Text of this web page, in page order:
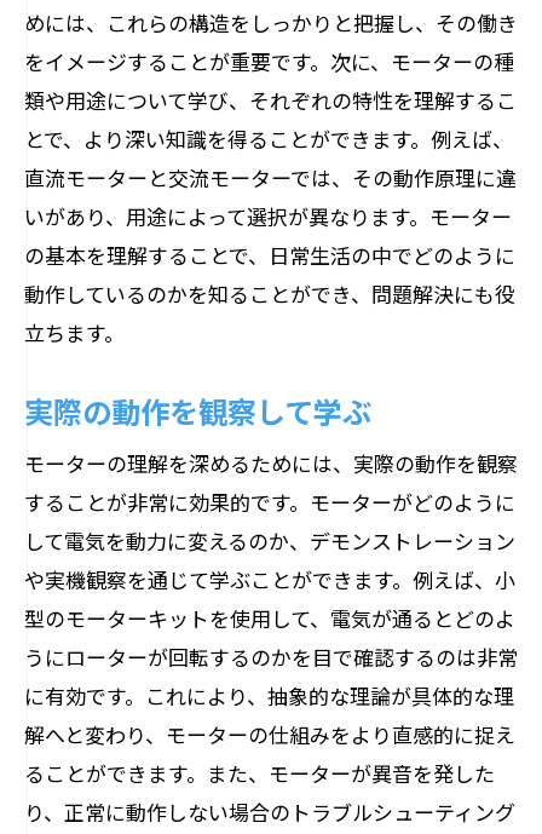
めには、これらの構造をしっかりと把握し、その働き
をイメージすることが重要です。次に、モーターの種
類や用途について学び、それぞれの特性を理解するこ
とで、より深い知識を得ることができます。例えば、
直流モーターと交流モーターでは、その動作原理に違
いがあり、用途によって選択が異なります。モーター
の基本を理解することで、日常生活の中でどのように
動作しているのかを知ることができ、問題解決にも役
立ちます。
実際の動作を観察して学ぶ
モーターの理解を深めるためには、実際の動作を観察
することが非常に効果的です。モーターがどのように
して電気を動力に変えるのか、デモンストレーション
や実機観察を通じて学ぶことができます。例えば、小
型のモーターキットを使用して、電気が通るとどのよ
うにローターが回転するのかを目で確認するのは非常
に有効です。これにより、抽象的な理論が具体的な理
解へと変わり、モーターの仕組みをより直感的に捉え
ることができます。また、モーターが異音を発した
り、正常に動作しない場合のトラブルシューティング